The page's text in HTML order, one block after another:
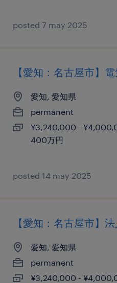
posted 7 may 2025
【愛知：名古屋市】
愛知, 愛知県
permanent
¥3,240,000 -
400万円
posted 14 may 2025
【愛知：名古屋市】
愛知, 愛知県
permanent
¥3,240,000 -